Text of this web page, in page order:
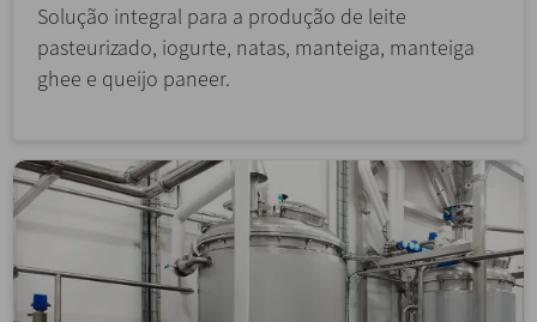
Solução integral para a produção de leite
pasteurizado, iogurte, natas, manteiga, manteiga
ghee e queijo paneer.